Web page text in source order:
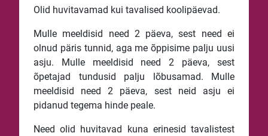
Olid huvitavamad kui tavalised koolipäevad.
Mulle meeldisid need 2 päeva, sest need ei
olnud päris tunnid, aga me õppisime palju uusi
asju. Mulle meeldisid need 2 päeva, sest
õpetajad tundusid palju lõbusamad. Mulle
meeldisid need 2 päeva, sest neid asju ei
pidanud tegema hinde peale.
Need olid huvitavad kuna erinesid tavalistest